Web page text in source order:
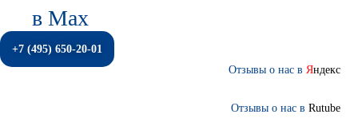
в Max
+7 (495) 650-20-01
Отзывы о нас в Яндекс
Отзывы о нас в Rutube